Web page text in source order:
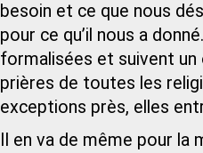
besoin et ce que nous
pour ce qu’il nous a
formalisées et suivent un
prières de toutes les
exceptions près, elles
Il en va de même pour